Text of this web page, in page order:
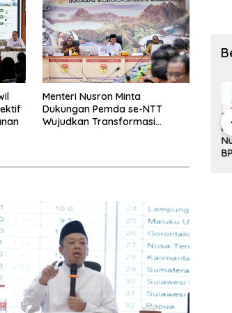
Menteri Nusron Minta
Dukungan Pemda se-NTT
Wujudkan Transformasi
BPN
Jadwal
Tanah
Masyarakat
Menteri
Kanwil BPN
Perspektif
Masyarakat
dalam
Pelayanan
Pengukuran
Beri
Demak Tak
Perlu Lama
Menunggu